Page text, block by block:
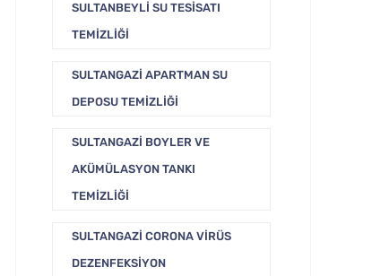
SULTANBEYLI SU TESISATI
TEMIZLIĞI
SULTANGAZI APARTMAN SU
DEPOSU TEMIZLIĞI
SULTANGAZI BOYLER VE
AKÜMÜLASYON TANKI
TEMIZLIĞI
SULTANGAZI CORONA VIRÜS
DEZENFEKSIYON